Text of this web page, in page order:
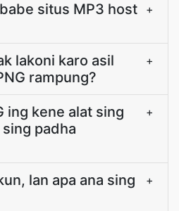
situs MP3 host
+
lakoni karo asil
rampung?
+
ing kene alat sing
padha
+
lan apa ana sing
+